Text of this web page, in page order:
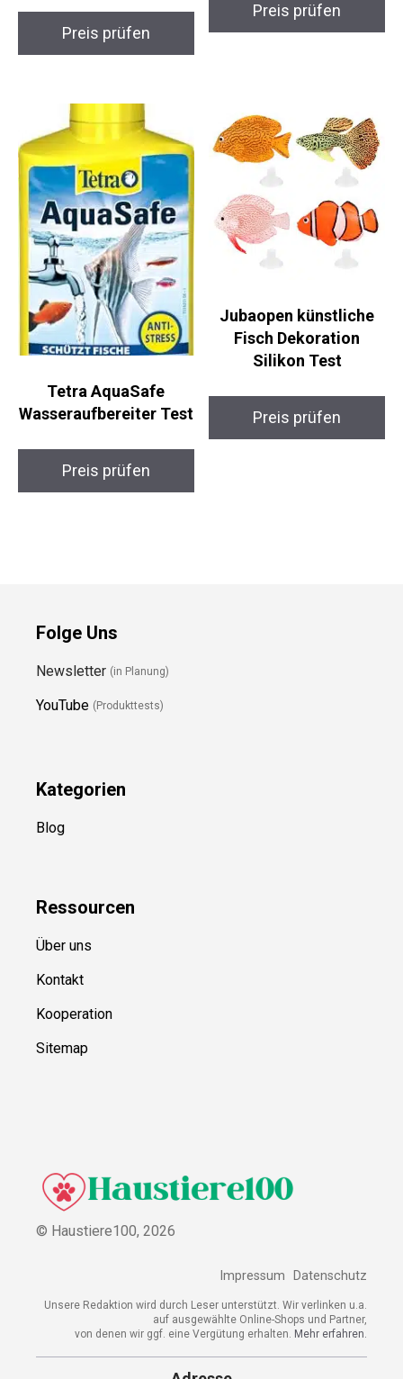
Preis prüfen
Preis prüfen
Tetra AquaSafe
Wasseraufbereiter Test
Preis prüfen
Jubaopen künstliche
Fisch Dekoration
Silikon Test
Preis prüfen
Folge Uns
Newsletter (in Planung)
YouTube (Produkttests)
Kategorien
Blog
Ressourcen
Über uns
Kontakt
Kooperation
Sitemap
© Haustiere100, 2026
Impressum Datenschutz
Unsere Redaktion wird durch Leser unterstützt. Wir verlinken u.a.
auf ausgewählte Online-Shops und Partner,
von denen wir ggf. eine Vergütung erhalten. Mehr erfahren.